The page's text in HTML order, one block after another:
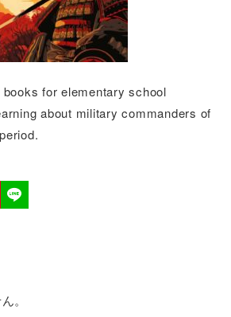
for elementary school
about military commanders of
。